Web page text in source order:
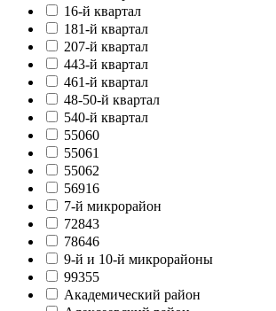
16-й квартал
181-й квартал
207-й квартал
443-й квартал
461-й квартал
48-50-й квартал
540-й квартал
55060
55061
55062
56916
7-й микрорайон
72843
78646
9-й и 10-й микрорайоны
99355
Академический район